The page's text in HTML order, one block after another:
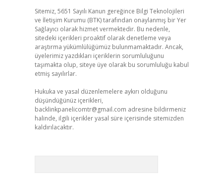
Sitemiz, 5651 Sayılı Kanun gereğince Bilgi Teknolojileri
ve İletişim Kurumu (BTK) tarafından onaylanmış bir Yer
Sağlayıcı olarak hizmet vermektedir. Bu nedenle,
sitedeki içerikleri proaktif olarak denetleme veya
araştırma yükümlülüğümüz bulunmamaktadır. Ancak,
üyelerimiz yazdıkları içeriklerin sorumluluğunu
taşımakta olup, siteye üye olarak bu sorumluluğu kabul
etmiş sayılırlar.
Hukuka ve yasal düzenlemelere aykırı olduğunu
düşündüğünüz içerikleri,
backlinkpanelicomtr@gmail.com adresine bildirmeniz
halinde, ilgili içerikler yasal süre içerisinde sitemizden
kaldırılacaktır.